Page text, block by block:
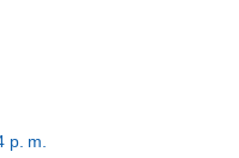
p. m.